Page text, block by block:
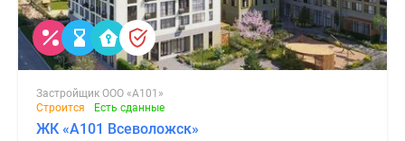
Застройщик ООО «А101»
Строится
Есть сданные
ЖК «А101 Всеволожск»